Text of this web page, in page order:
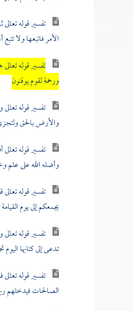
تفسير قوله
الأمر فاتبعها ولا
تفسير قوله
ورحمة لقوم يوقنون
تفسير قوله
والأرض بالحق
تفسير قوله
وأضله الله على علم
تفسير قوله
يجمعكم إلى يوم
تفسير قوله
تدعى إلى كتابها
تفسير قوله
الصالحات فيدخلهم